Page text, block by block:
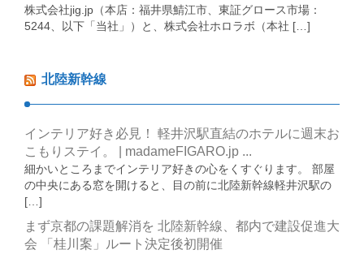
株式会社jig.jp（本店：福井県鯖江市、東証グロース市場：
5244、以下「当社」）と、株式会社ホロラボ（本社 […]
北陸新幹線
インテリア好き必見！ 軽井沢駅直結のホテルに週末お
こもりステイ。 | madameFIGARO.jp ...
細かいところまでインテリア好きの心をくすぐります。 部屋
の中央にある窓を開けると、目の前に北陸新幹線軽井沢駅の
[…]
まず京都の課題解消を 北陸新幹線、都内で建設促進大
会 「桂川案」ルート決定後初開催